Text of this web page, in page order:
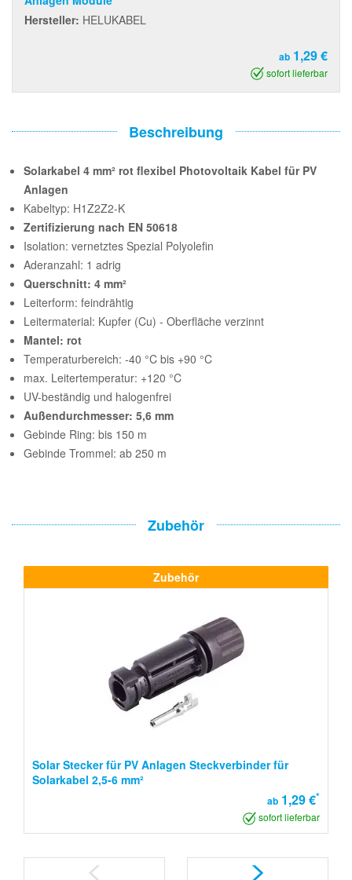
Hersteller: HELUKABEL
ab 1,29 €
sofort lieferbar
Beschreibung
Solarkabel 4 mm² rot flexibel Photovoltaik Kabel für PV
Anlagen
Kabeltyp: H1Z2Z2-K
Zertifizierung nach EN 50618
Isolation: vernetztes Spezial Polyolefin
Aderanzahl: 1 adrig
Querschnitt: 4 mm²
Leiterform: feindrähtig
Leitermaterial: Kupfer (Cu) - Oberfläche verzinnt
Mantel: rot
Temperaturbereich: -40 °C bis +90 °C
max. Leitertemperatur: +120 °C
UV-beständig und halogenfrei
Außendurchmesser: 5,6 mm
Gebinde Ring: bis 150 m
Gebinde Trommel: ab 250 m
Zubehör
Zubehör
Solar Stecker für PV Anlagen Steckverbinder für
Solarkabel 2,5-6 mm²
ab 1,29 €*
sofort lieferbar